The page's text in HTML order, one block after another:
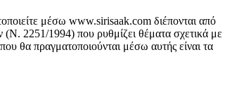
μέσω www.sirisaak.com διέπονται από
(Ν. 2251/1994) που ρυθμίζει θέματα σχετικά με
θα πραγματοποιούνται μέσω αυτής είναι τα